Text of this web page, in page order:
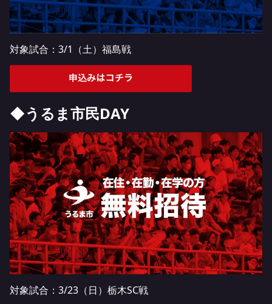
対象試合：3/1（土）福島戦
◆うるま市民DAY
対象試合：3/23（日）栃木SC戦